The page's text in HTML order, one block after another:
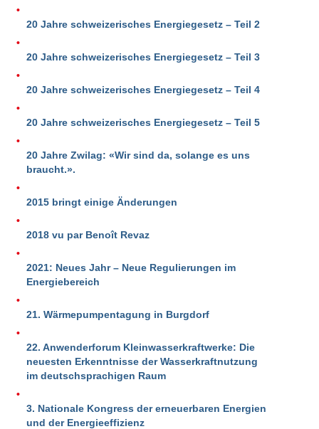
20 Jahre schweizerisches Energiegesetz – Teil 2
20 Jahre schweizerisches Energiegesetz – Teil 3
20 Jahre schweizerisches Energiegesetz – Teil 4
20 Jahre schweizerisches Energiegesetz – Teil 5
20 Jahre Zwilag: «Wir sind da, solange es uns
braucht.».
2015 bringt einige Änderungen
2018 vu par Benoît Revaz
2021: Neues Jahr – Neue Regulierungen im
Energiebereich
21. Wärmepumpentagung in Burgdorf
22. Anwenderforum Kleinwasserkraftwerke: Die
neuesten Erkenntnisse der Wasserkraftnutzung
im deutschsprachigen Raum
3. Nationale Kongress der erneuerbaren Energien
und der Energieeffizienz